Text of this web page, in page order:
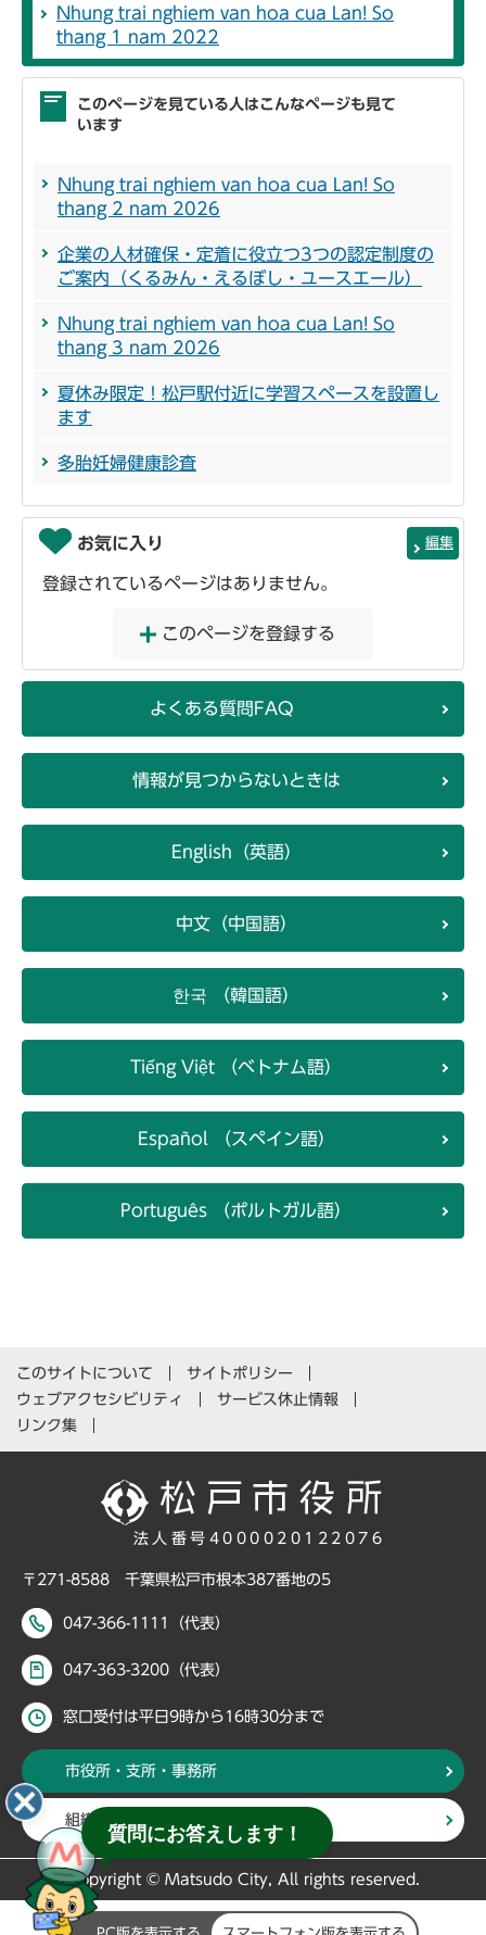
Nhung trai nghiem van hoa cua Lan! So
thang 1 nam 2022
このページを見ている人はこんなページも見て
います
Nhung trai nghiem van hoa cua Lan! So
thang 2 nam 2026
企業の人材確保・定着に役立つ3つの認定制度の
ご案内（くるみん・えるぼし・ユースエール）
Nhung trai nghiem van hoa cua Lan! So
thang 3 nam 2026
夏休み限定！松戸駅付近に学習スペースを設置し
ます
多胎妊婦健康診査
お気に入り 編集
登録されているページはありません。
このページを登録する
よくある質問FAQ
情報が見つからないときは
English（英語）
中文（中国語）
한국 （韓国語）
Tiếng Việt （ベトナム語）
Español （スペイン語）
Português （ポルトガル語）
このサイトについて
サイトポリシー
ウェブアクセシビリティ
サービス休止情報
リンク集
法人番号4000020122076
〒271-8588 千葉県松戸市根本387番地の5
047-366-1111（代表）
047-363-3200（代表）
窓口受付は平日9時から16時30分まで
市役所・支所・事務所
組織・部署から探す
Copyright © Matsudo City, All rights reserved.
質問にお答えします！